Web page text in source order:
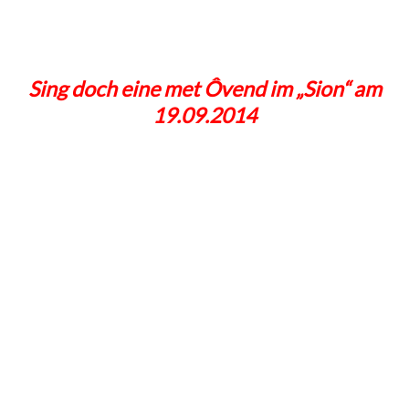
Sing doch eine met Ôvend im „Sion“ am
19.09.2014